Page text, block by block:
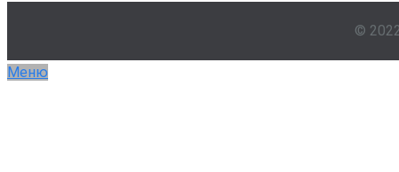
©
Меню